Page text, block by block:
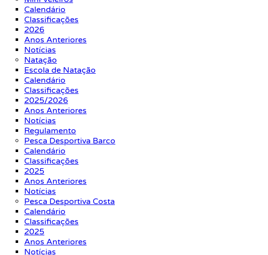
Calendário
Classificações
2026
Anos Anteriores
Notícias
Natação
Escola de Natação
Calendário
Classificações
2025/2026
Anos Anteriores
Notícias
Regulamento
Pesca Desportiva Barco
Calendário
Classificações
2025
Anos Anteriores
Notícias
Pesca Desportiva Costa
Calendário
Classificações
2025
Anos Anteriores
Notícias